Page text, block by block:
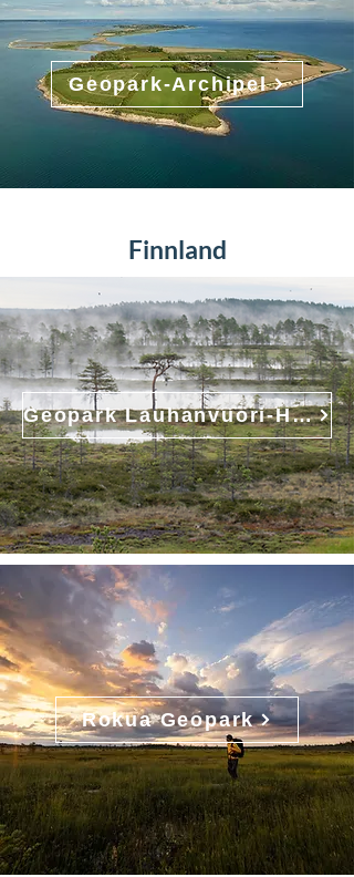
Geopark-Archipel
Finnland
Geopark Lauhanvuori-Hämeenkangas
Rokua Geopark